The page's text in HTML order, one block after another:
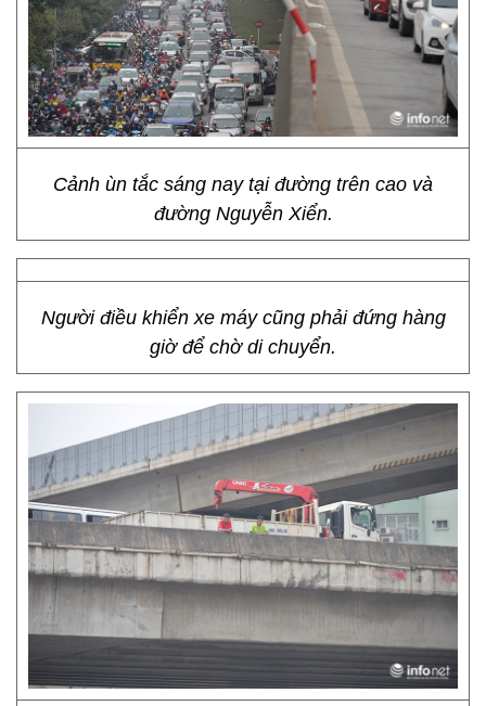
Cảnh ùn tắc sáng nay tại đường trên cao và
đường Nguyễn Xiển.
Người điều khiển xe máy cũng phải đứng hàng
giờ để chờ di chuyển.